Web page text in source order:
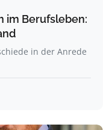
im Berufsleben:
in der Anrede